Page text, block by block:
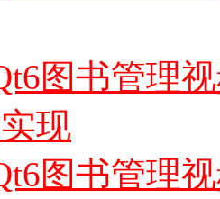
图书管理
现
图书管理